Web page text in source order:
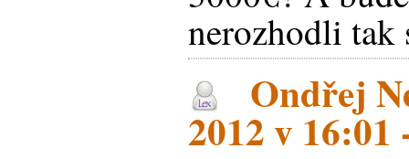
nerozhodli tak
Ondřej
2012 v